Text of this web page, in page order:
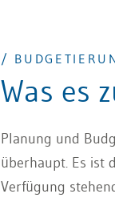
/
Was es
Planung und
überhaupt. Es ist
Verfügung